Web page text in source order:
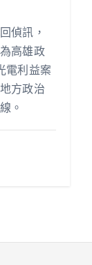
偵訊，
高雄政
電利益案
方政治
。